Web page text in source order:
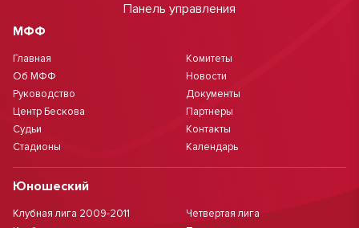
Панель управления
МФФ
Главная
Об МФФ
Руководство
Центр Бескова
Судьи
Стадионы
Комитеты
Новости
Документы
Партнеры
Контакты
Календарь
Юношеский
Клубная лига 2009-2011
Четвертая лига